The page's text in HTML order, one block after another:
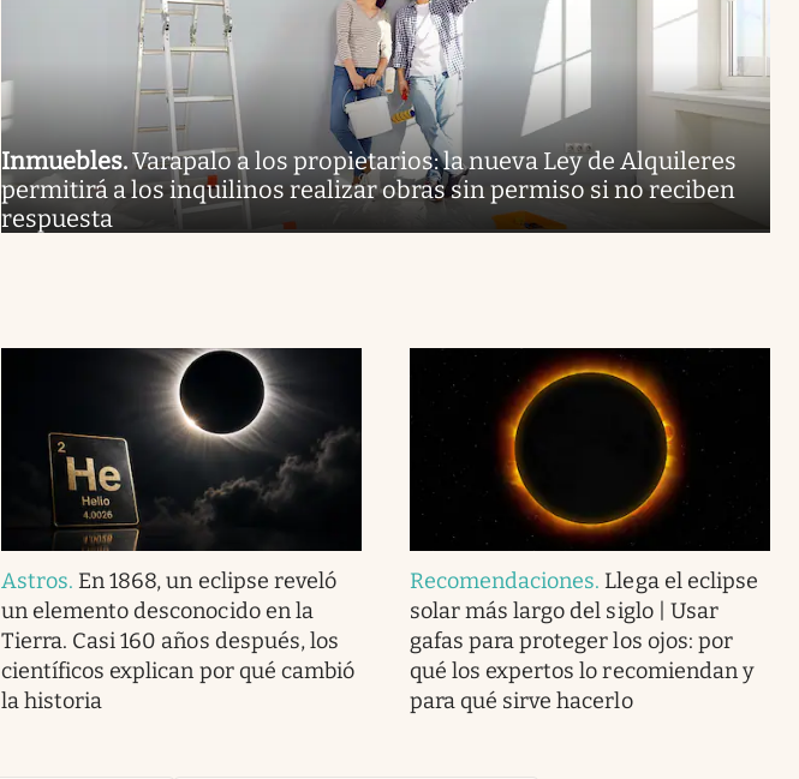
Inmuebles.Varapalo a los propietarios: la nueva Ley de Alquileres
permitirá a los inquilinos realizar obras sin permiso si no reciben
respuesta
Astros. En 1868, un eclipse reveló
un elemento desconocido en la
Tierra. Casi 160 años después, los
científicos explican por qué cambió
la historia
Recomendaciones. Llega el eclipse
solar más largo del siglo | Usar
gafas para proteger los ojos: por
qué los expertos lo recomiendan y
para qué sirve hacerlo